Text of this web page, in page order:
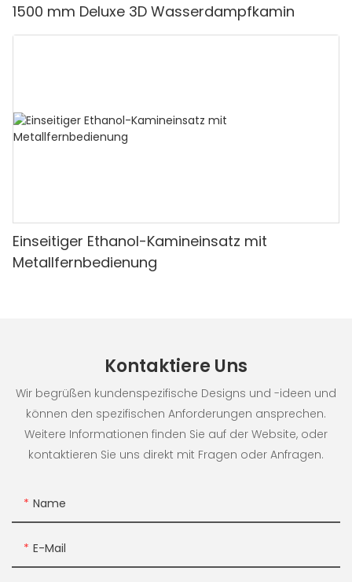
1500 mm Deluxe 3D Wasserdampfkamin
Einseitiger Ethanol-Kamineinsatz mit
Metallfernbedienung
Kontaktiere Uns
Wir begrüßen kundenspezifische Designs und -ideen und
können den spezifischen Anforderungen ansprechen.
Weitere Informationen finden Sie auf der Website, oder
kontaktieren Sie uns direkt mit Fragen oder Anfragen.
Name
E-Mail